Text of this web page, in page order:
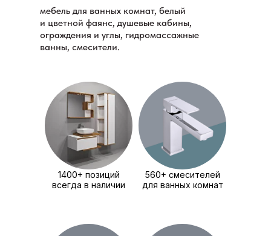
мебель для ванных комнат, белый
и цветной фаянс, душевые кабины,
ограждения и углы, гидромассажные
ванны, смесители.
1400+ позиций
всегда в наличии
560+ смесителей
для ванных комнат